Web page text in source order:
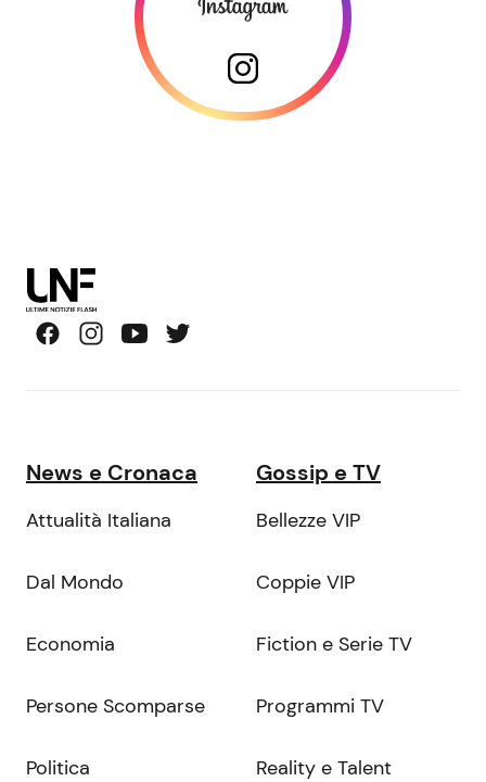
News e Cronaca
Attualità Italiana
Dal Mondo
Economia
Persone Scomparse
Politica
Gossip e TV
Bellezze VIP
Coppie VIP
Fiction e Serie TV
Programmi TV
Reality e Talent